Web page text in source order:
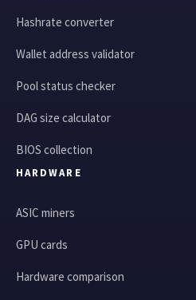
Hashrate converter
Wallet address validator
Pool status checker
DAG size calculator
BIOS collection
HARDWARE
ASIC miners
GPU cards
Hardware comparison